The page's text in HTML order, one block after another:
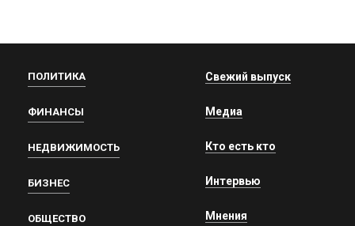
ПОЛИТИКА
ФИНАНСЫ
НЕДВИЖИМОСТЬ
БИЗНЕС
ОБЩЕСТВО
Свежий выпуск
Медиа
Кто есть кто
Интервью
Мнения